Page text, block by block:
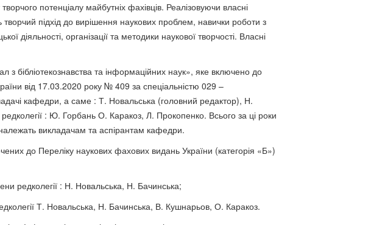
потенціалу майбутніх фахівців. Реалізовуючи власні
підхід до вирішення наукових проблем, навички роботи з
організації та методики наукової творчості. Власні
з бібліотекознавства та інформаційних наук», яке включено до
від 17.03.2020 року № 409 за спеціальністю 029 –
кафедри, а саме : Т. Новальська (головний редактор), Н.
: Ю. Горбань О. Каракоз, Л. Прокопенко. Всього за ці роки
викладачам та аспірантам кафедри.
до Переліку наукових фахових видань України (категорія «Б»)
редколегії : Н. Новальська, Н. Бачинська;
Т. Новальська, Н. Бачинська, В. Кушнарьов, О. Каракоз.